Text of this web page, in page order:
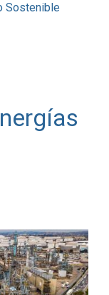
Sostenible